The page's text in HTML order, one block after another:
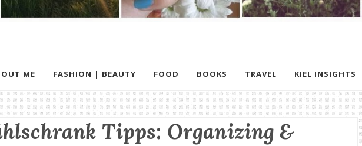
ME FASHION | BEAUTY FOOD BOOKS TRAVEL KIEL INSIGHTS
Tipps: Organizing &